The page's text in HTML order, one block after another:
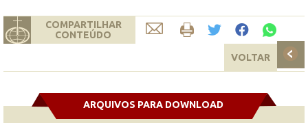
COMPARTILHAR
CONTEÚDO
VOLTAR
ARQUIVOS PARA DOWNLOAD